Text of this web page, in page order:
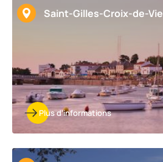
Saint-Gilles-Croix-de-Vie
Plus d'informations